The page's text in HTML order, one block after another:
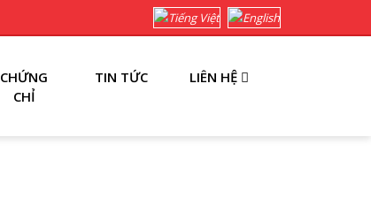
CHỨNG
CHỈ
TIN TỨC LIÊN HỆ